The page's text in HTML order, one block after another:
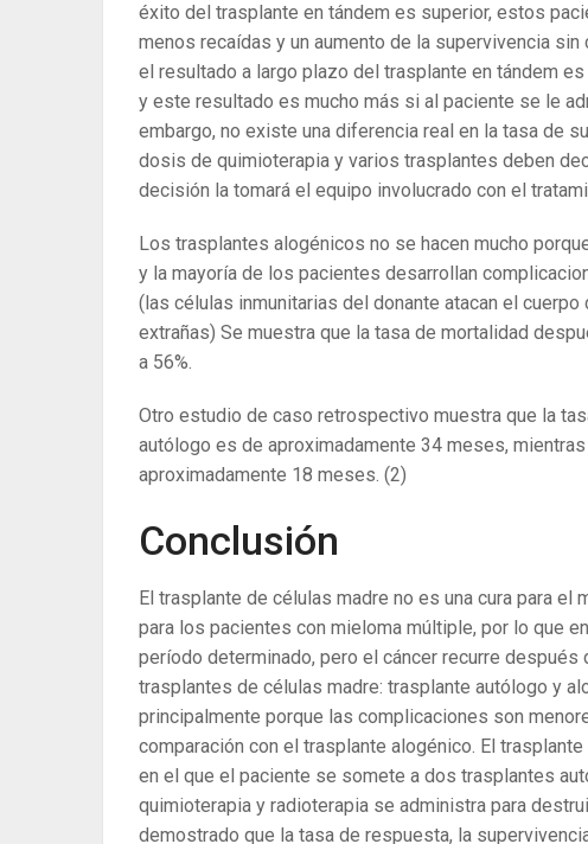
éxito del trasplante en tándem es superior, estos
menos recaídas y un aumento de la supervivencia
el resultado a largo plazo del trasplante en tándem
y este resultado es mucho más si al paciente se le
embargo, no existe una diferencia real en la tasa de
dosis de quimioterapia y varios trasplantes deben
decisión la tomará el equipo involucrado con el
Los trasplantes alogénicos no se hacen mucho
y la mayoría de los pacientes desarrollan
(las células inmunitarias del donante atacan el
extrañas) Se muestra que la tasa de mortalidad
a 56%.
Otro estudio de caso retrospectivo muestra que la
autólogo es de aproximadamente 34 meses,
aproximadamente 18 meses. (2)
Conclusión
El trasplante de células madre no es una cura para
para los pacientes con mieloma múltiple, por lo que
período determinado, pero el cáncer recurre
trasplantes de células madre: trasplante autólogo y
principalmente porque las complicaciones son
comparación con el trasplante alogénico. El
en el que el paciente se somete a dos trasplantes
quimioterapia y radioterapia se administra para
demostrado que la tasa de respuesta, la